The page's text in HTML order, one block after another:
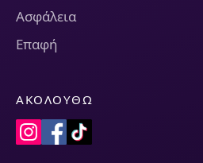
Ασφάλεια
Επαφή
ΑΚΟΛΟΥΘΏ